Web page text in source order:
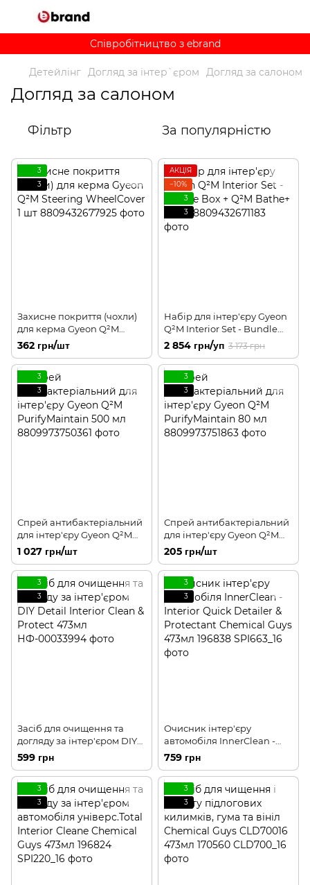
Співробітництво з ebrand
Детейлінг Догляд за інтер`єром Догляд за салоном
Догляд за салоном
Фільтр За популярністю
3
3
Захисне покриття (чохли)
для керма Gyeon Q²M
Steering WheelCover 1 шт
362 грн/шт
АКЦІЯ
−10%
3
3
Набір для інтер'єру Gyeon
Q²M Interior Set - Bundle
Box + Q²M Bathe+ 80мл
2 854 грн/уп 3 173 грн
3
3
Спрей антибактеріальний
для інтер'єру Gyeon Q²M
PurifyMaintain 500 мл
1 027 грн/шт
3
3
Спрей антибактеріальний
для інтер'єру Gyeon Q²M
PurifyMaintain 80 мл
205 грн/шт
3
3
Засіб для очищення та
догляду за інтер'єром DIY
Detail Interior Clean &
Protect 473мл
599 грн
3
3
Очисник інтер'єру
автомобіля InnerClean -
Interior Quick Detailer &
Protectant Chemical Guys
473мл 196838
759 грн
3
3
3
3